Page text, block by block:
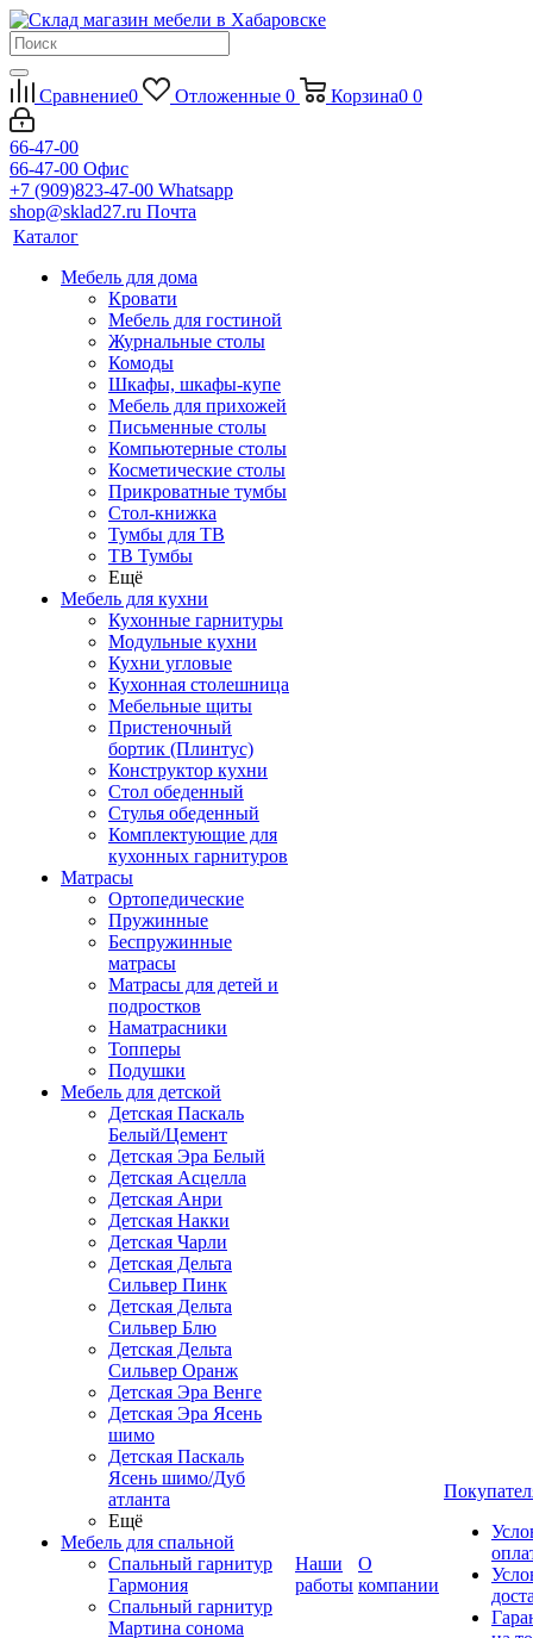
Сравнение0 Отложенные 0 Корзина0 0
66-47-00
66-47-00 Офис
+7 (909)823-47-00 Whatsapp
shop@sklad27.ru Почта
Каталог
Мебель для дома
Кровати
Мебель для гостиной
Журнальные столы
Комоды
Шкафы, шкафы-купе
Мебель для прихожей
Письменные столы
Компьютерные столы
Косметические столы
Прикроватные тумбы
Стол-книжка
Тумбы для ТВ
ТВ Тумбы
Ещё
Мебель для кухни
Кухонные гарнитуры
Модульные кухни
Кухни угловые
Кухонная столешница
Мебельные щиты
Пристеночный
бортик (Плинтус)
Конструктор кухни
Стол обеденный
Стулья обеденный
Комплектующие для
кухонных гарнитуров
Матраcы
Ортопедические
Пружинные
Беспружинные
матрасы
Матрасы для детей и
подростков
Наматрасники
Топперы
Подушки
Мебель для детской
Детская Паскаль
Белый/Цемент
Детская Эра Белый
Детская Асцелла
Детская Анри
Детская Накки
Детская Чарли
Детская Дельта
Сильвер Пинк
Детская Дельта
Сильвер Блю
Детская Дельта
Сильвер Оранж
Детская Эра Венге
Детская Эра Ясень
шимо
Детская Паскаль
Ясень шимо/Дуб
атланта
Ещё
Мебель для спальной
Спальный гарнитур
Гармония
Спальный гарнитур
Мартина сонома
Наши
работы
О
компании